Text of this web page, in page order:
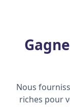
Nous
riches pour